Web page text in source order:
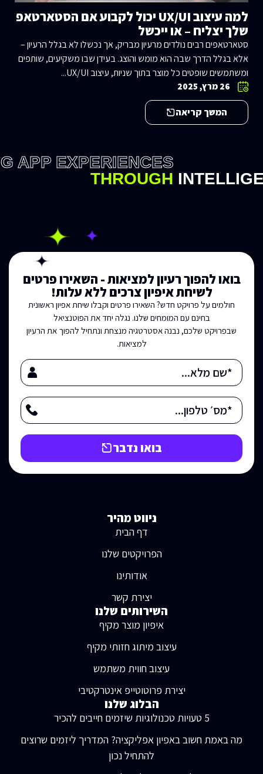
למה עיצוב UX/UI יכול לקבוע אם הסטארטאפ
שלך יצליח – או ייכשל
סטארטאפים רבים נולדים מרעיון מבריק, אך נכשלו לא בגלל הרעיון –
אלא בגלל הדרך שבה הוא מומש והוצג. בעידן שבו משקיעים, שותפים
ומשתמשים שופטים כל מוצר בתוך שניות, עיצוב UX/UI...
26 מרץ, 2025
המשך קריאה
APP EXPERIENCES
THROUGH
בואו להפוך רעיון למציאות - השאירו פרטים
לשיחת איפיון צרכים ללא עלות!
חולמים על פרויקט חדש? השאירו פרטים וקבלו שיחת אפיון ראשונית
בחינם עם המומחים שלנו. נגלה יחד את הפוטנציאל
שבפרויקט שלכם, נבנה אסטרטגיה מנצחת ונתחיל להפוך את הרעיון
למציאות.
בואו נדבר
ניווט מהיר
דף הבית
הפרויקטים שלנו
אודותינו
יצירת קשר
השירותים שלנו
איפיון מוצר מקיף
עיצוב מיתוג חזותי מקיף
עיצוב חווית משתמש
יצירת פרוטוטייפ אינטרקטיבי
הבלוג שלנו
5 טעויות טכנולוגיות שיזמים חייבים להכיר
מה באמת חשוב באפיון אפליקציה? המדריך ליזמים שרוצים
להתחיל נכון